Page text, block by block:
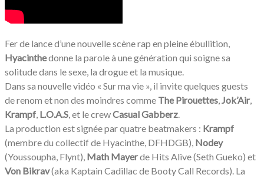
Fer de lance d’une nouvelle scène rap en pleine ébullition,
Hyacinthedonne la parole à une génération qui soigne sa
solitude dans le sexe, la drogue et la musique.
Dans sa nouvelle vidéo « Sur ma vie », il invite quelques guests
de renom et non des moindres comme The Pirouettes,Jok’Air,
Krampf, L.O.A.S, et le crewCasual Gabberz.
La production est signée par quatre beatmakers : Krampf
(membre du collectif de Hyacinthe, DFHDGB), Nodey
(Youssoupha, Flynt), Math Mayerde Hits Alive (Seth Gueko) et
Von Bikrav(aka Kaptain Cadillac de Booty Call Records). La